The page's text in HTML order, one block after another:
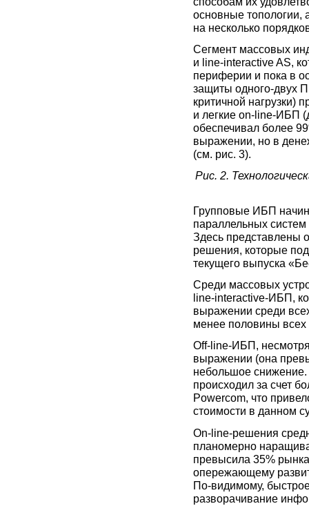
основные топологии,
на несколько
Сегмент массовых
и line-interactive AS,
периферии и пока в
защиты одного-двух
критичной нагрузки)
и легкие on-line-ИБП
обеспечивал более
выражении, но в
(см. рис. 3).
Рис. 2.
Групповые ИБП
параллельных систем
Здесь представлены
решения, которые
текущего выпуска
Среди массовых
line-interactive-ИБП,
выражении среди
менее половины всех
Off-line-ИБП,
выражении (она
небольшое снижение.
происходил за счет
Powercom, что
стоимости в данном
On-line-решения
планомерно
превысила 35%
опережающему
По-видимому,
разворачивание